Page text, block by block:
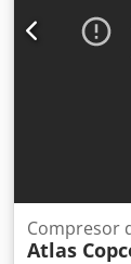
Compresor
Atlas